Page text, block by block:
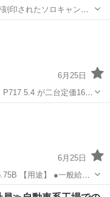
印されたソロキャンプ
- 付属品: Sno...
6月25日
6月25日
【用途】 ●一般給水
動機に低騒音全閉外扇形